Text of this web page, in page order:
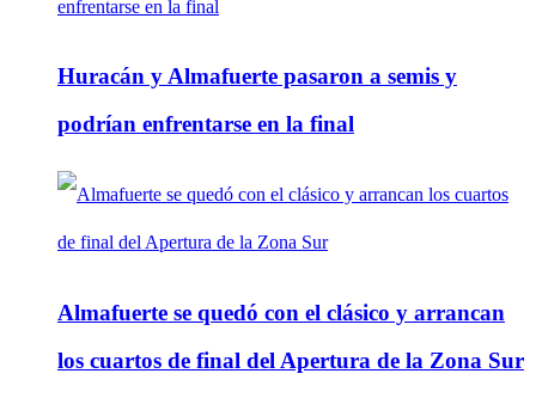
Huracán y Almafuerte pasaron a semis y
podrían enfrentarse en la final
Almafuerte se quedó con el clásico y arrancan
los cuartos de final del Apertura de la Zona Sur